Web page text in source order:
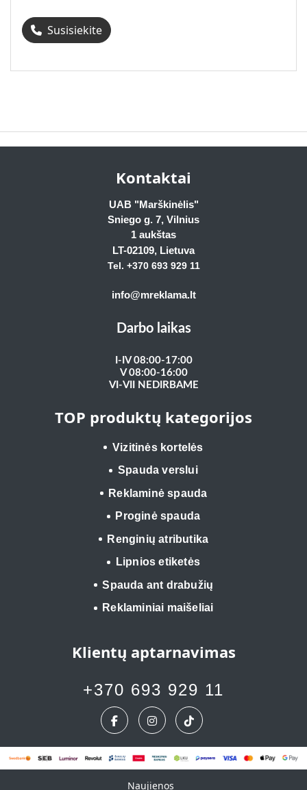
Susisiekite
Kontaktai
UAB "Marškinėlis"
Sniego g. 7, Vilnius
1 aukštas
LT-02109, Lietuva
Tel. +370 693 929 11
info@mreklama.lt
Darbo laikas
I-IV 08:00-17:00
V 08:00-16:00
VI-VII NEDIRBAME
TOP produktų kategorijos
Vizitinės kortelės
Spauda verslui
Reklaminė spauda
Proginė spauda
Renginių atributika
Lipnios etiketės
Spauda ant drabužių
Reklaminiai maišeliai
Klientų aptarnavimas
+370 693 929 11
Naujienos
Naujienos